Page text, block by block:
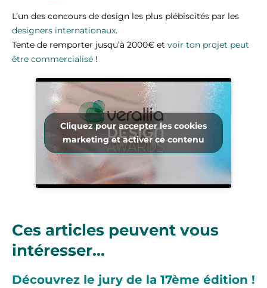
L’un des concours de design les plus plébiscités par les
designers internationaux.
Tente de remporter jusqu’à 2000€ et voir ton projet peut
être commercialisé !
Cliquez pour accepter les cookies
marketing et activer ce contenu
Ces articles peuvent vous
intéresser...
Découvrez le jury de la 17ème édition !